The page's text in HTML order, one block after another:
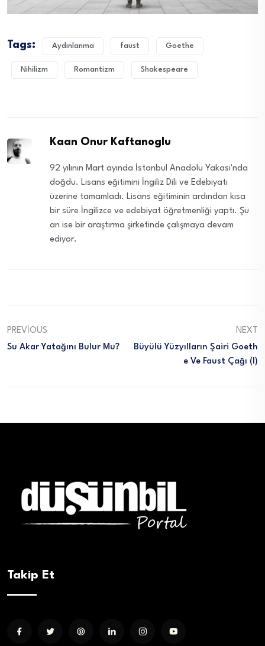
Tags: Aydınlanma faust Goethe
Nihilizm Romantizm Shakespeare
Kaan Onur Kaftanoglu
92 yılının Mart ayında İstanbul Anadolu Yakası'nda
doğdu. Lisans eğitimini İngiliz Dili ve Edebiyatı
üzerine tamamladı. Lisans eğitiminin ardından kısa
bir süre İngilizce ve edebiyat öğretmenliği yaptı. Şu
an ise bir araştırma şirketinde çalışmaya devam
ediyor.
PREVIOUS
Su Akar Yatağını Bulur Mu?
NEXT
Büyülü Yüzyılların Şairi Goeth
E Ve Faust Çağı (I)
Takip Et